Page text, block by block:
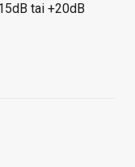
tai +20dB